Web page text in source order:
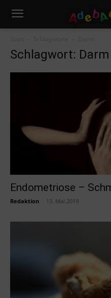
Schlagwort: Darm
Endometriose –
Redaktion 13. Mai 2019